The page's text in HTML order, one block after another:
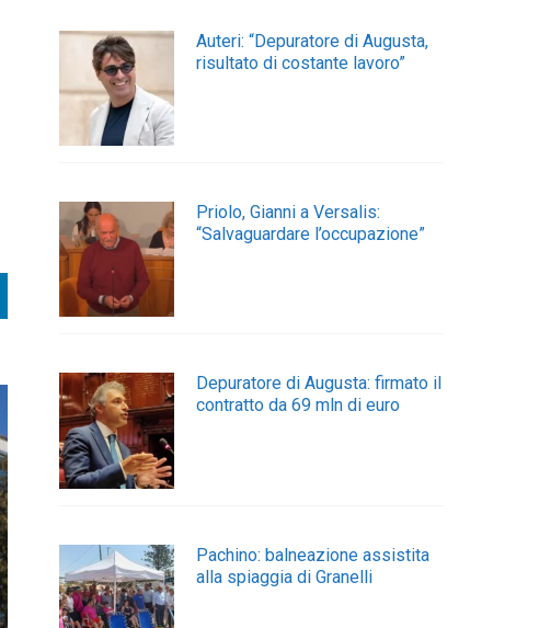
Auteri: “Depuratore di Augusta,
risultato di costante lavoro”
Priolo, Gianni a Versalis:
“Salvaguardare l’occupazione”
Depuratore di Augusta: firmato il
contratto da 69 mln di euro
Pachino: balneazione assistita
alla spiaggia di Granelli